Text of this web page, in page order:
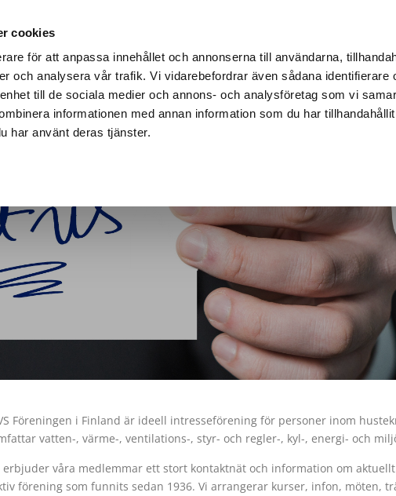
cookies
för att anpassa innehållet och annonserna till användarna,
och analysera vår trafik. Vi vidarebefordrar även sådana identifierare
till de sociala medier och annons- och analysföretag som vi
informationen med annan information som du har
har använt deras tjänster.
EVENEMANG BYGGINFO VVS-TIDNINGEN
Föreningen i Finland är ideell intresseförening för personer inom
vatten-, värme-, ventilations-, styr- och regler-, kyl-, energi- och
erbjuder våra medlemmar ett stort kontaktnät och information om
förening som funnits sedan 1936. Vi arrangerar kurser, infon, möten,